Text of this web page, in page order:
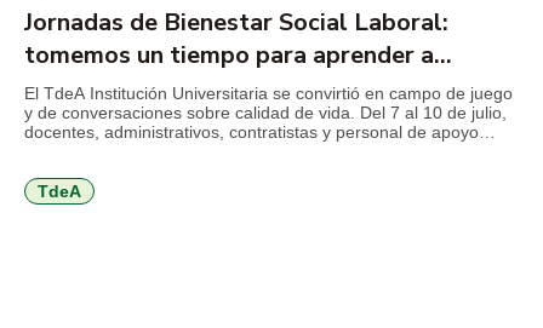
Jornadas de Bienestar Social Laboral:
tomemos un tiempo para aprender a
cuidarnos
El TdeA Institución Universitaria se convirtió en campo de juego
y de conversaciones sobre calidad de vida. Del 7 al 10 de julio,
docentes, administrativos, contratistas y personal de apoyo
entre otros temas que invitan a volver […]
TdeA